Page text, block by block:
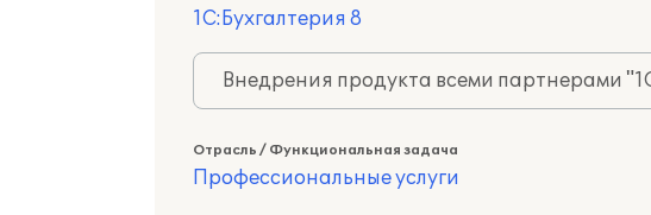
1С:Бухгалтерия 8
Внедрения продукта всеми партнерами
Отрасль / Функциональная задача
Профессиональные услуги